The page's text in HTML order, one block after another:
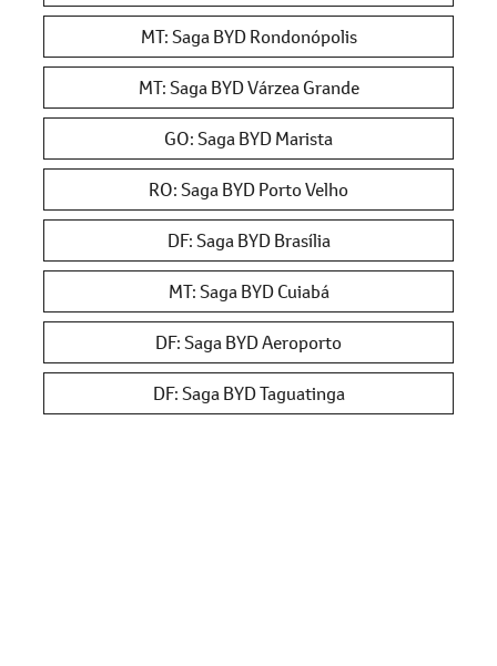
MT: Saga BYD Rondonópolis
MT: Saga BYD Várzea Grande
GO: Saga BYD Marista
RO: Saga BYD Porto Velho
DF: Saga BYD Brasília
MT: Saga BYD Cuiabá
DF: Saga BYD Aeroporto
DF: Saga BYD Taguatinga